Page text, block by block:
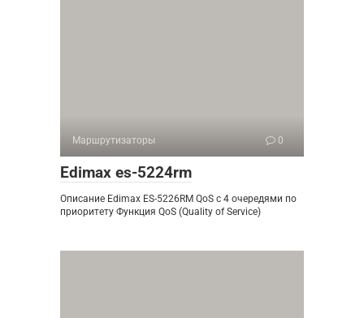
Маршрутизаторы 0
Edimax es-5224rm
Описание Edimax ES-5226RM QoS с 4 очередями по
приоритету Функция QoS (Quality of Service)